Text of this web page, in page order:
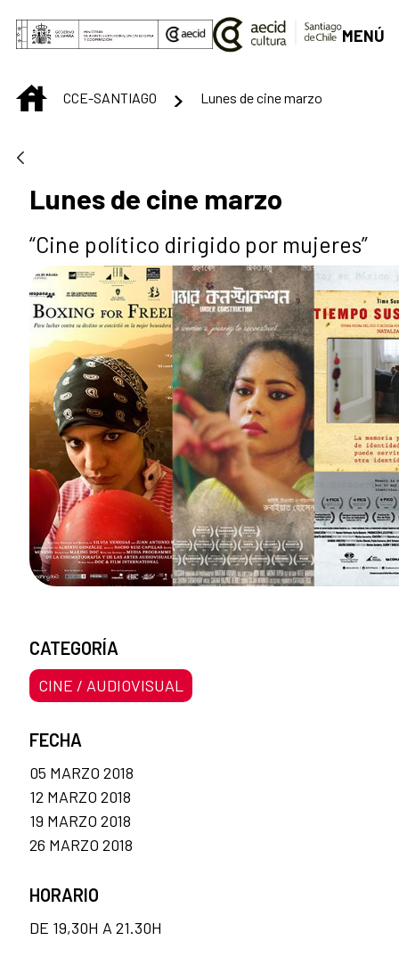
Saltar al contenido principal
MENÚ
INICIOCCE-SANTIAGO Lunes de cine marzo
Lunes de cine marzo
“Cine político dirigido por mujeres”
CATEGORÍA
CINE / AUDIOVISUAL
FECHA
05 MARZO 2018
12 MARZO 2018
19 MARZO 2018
26 MARZO 2018
HORARIO
DE 19,30H A 21.30H